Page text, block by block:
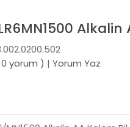
Alkalin
yorum ) |Yorum Yaz